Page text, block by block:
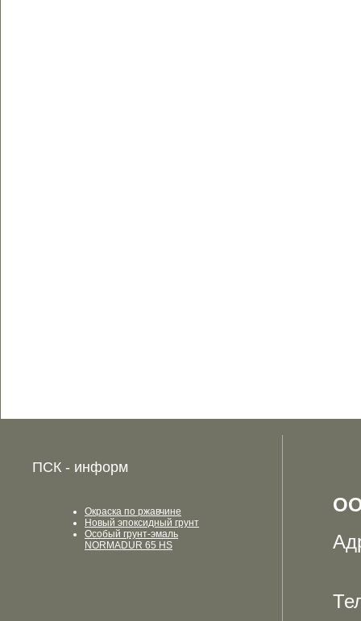
ПСК - информ
Окраска по ржавчине
Новый эпоксидный грунт
Особый грунт-эмаль
NORMADUR 65 HS